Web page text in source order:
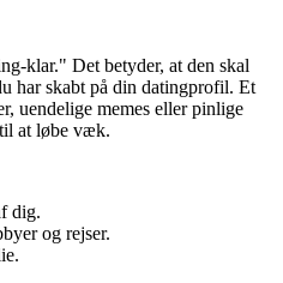
klar." Det betyder, at den skal
har skabt på din datingprofil. Et
uendelige memes eller pinlige
at løbe væk.
dig.
og rejser.